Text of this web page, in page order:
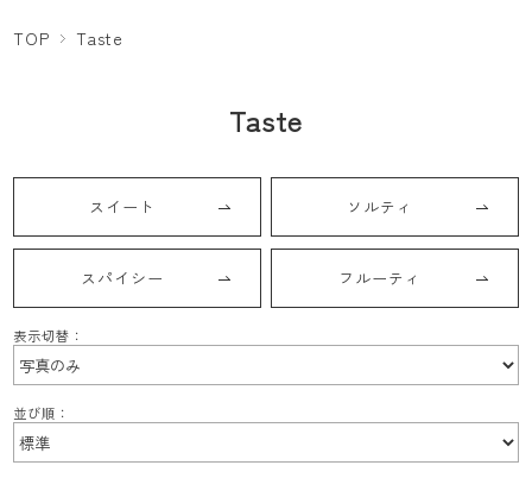
TOP Taste
Taste
スイート ソルティ
スパイシー フルーティ
表示切替：
並び順：